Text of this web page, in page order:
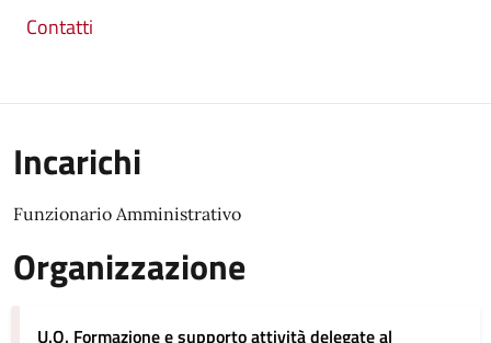
Contatti
Incarichi
Funzionario Amministrativo
Organizzazione
U.O. Formazione e supporto attività delegate al